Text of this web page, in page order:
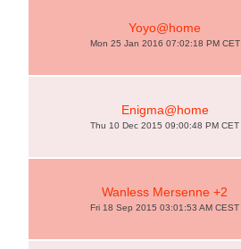
Yoyo@home
Mon 25 Jan 2016 07:02:18 PM CET
Enigma@home
Thu 10 Dec 2015 09:00:48 PM CET
Wanless Mersenne +2
Fri 18 Sep 2015 03:01:53 AM CEST